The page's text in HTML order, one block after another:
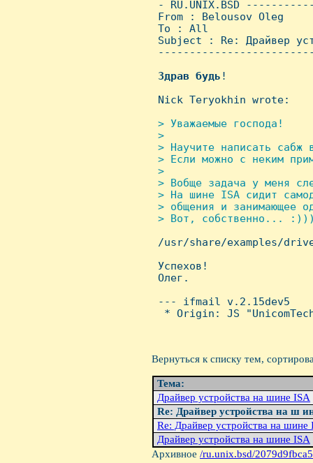
- RU.UNIX.BSD
From : Belousov Oleg
To : All
Subject : Re: Драйвер
Здрав будь !
Nick Teryokhin wrote:
> Уважаемые господа!
>
> Hаучите написать сабж
> Если можно с неким
>
> Вобще задача у меня
> Hа шине ISA сидит
> общения и занимающее
> Вот, собственно...
/usr/share/examples/
Успехов!
Олег.
--- ifmail v.2.15dev5
* Origin: JS
Вернуться к списку тем,
Тема:
Драйвер устройства на шине ISA
Re: Драйвер устройства на ш
Re: Драйвер устройства на шине
Драйвер устройства на шине ISA
Архивное /ru.unix.bsd/